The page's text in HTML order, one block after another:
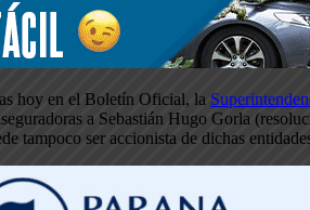
hoy en el Boletín Oficial, la
a Sebastián Hugo Gorla
tampoco ser accionista de dichas